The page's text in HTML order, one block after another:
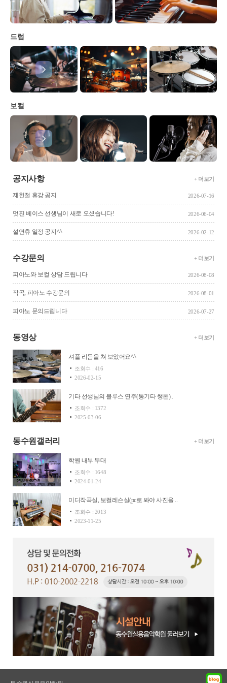
드럼
보컬
공지사항 + 더보기
제헌절 휴강 공지 2026-07-16
멋진 베이스 선생님이 새로 오셨습니다! 2026-06-04
설연휴 일정 공지^^ 2026-02-12
수강문의 + 더보기
피아노와 보컬 상담 드립니다 2026-08-08
작곡, 피아노 수강문의 2026-08-01
피아노 문의드립니다 2026-07-27
동영상 + 더보기
셔플 리듬을 쳐 보았어요^^
조회수 : 416
2026-02-15
기타 선생님의 블루스 연주(통기타 쌩톤)..
조회수 : 1372
2025-03-06
동수원갤러리 + 더보기
학원 내부 무대
조회수 : 1648
2024-01-24
미디작곡실, 보컬레슨실(pc로 봐야 사진을 ..
조회수 : 2013
2023-11-25